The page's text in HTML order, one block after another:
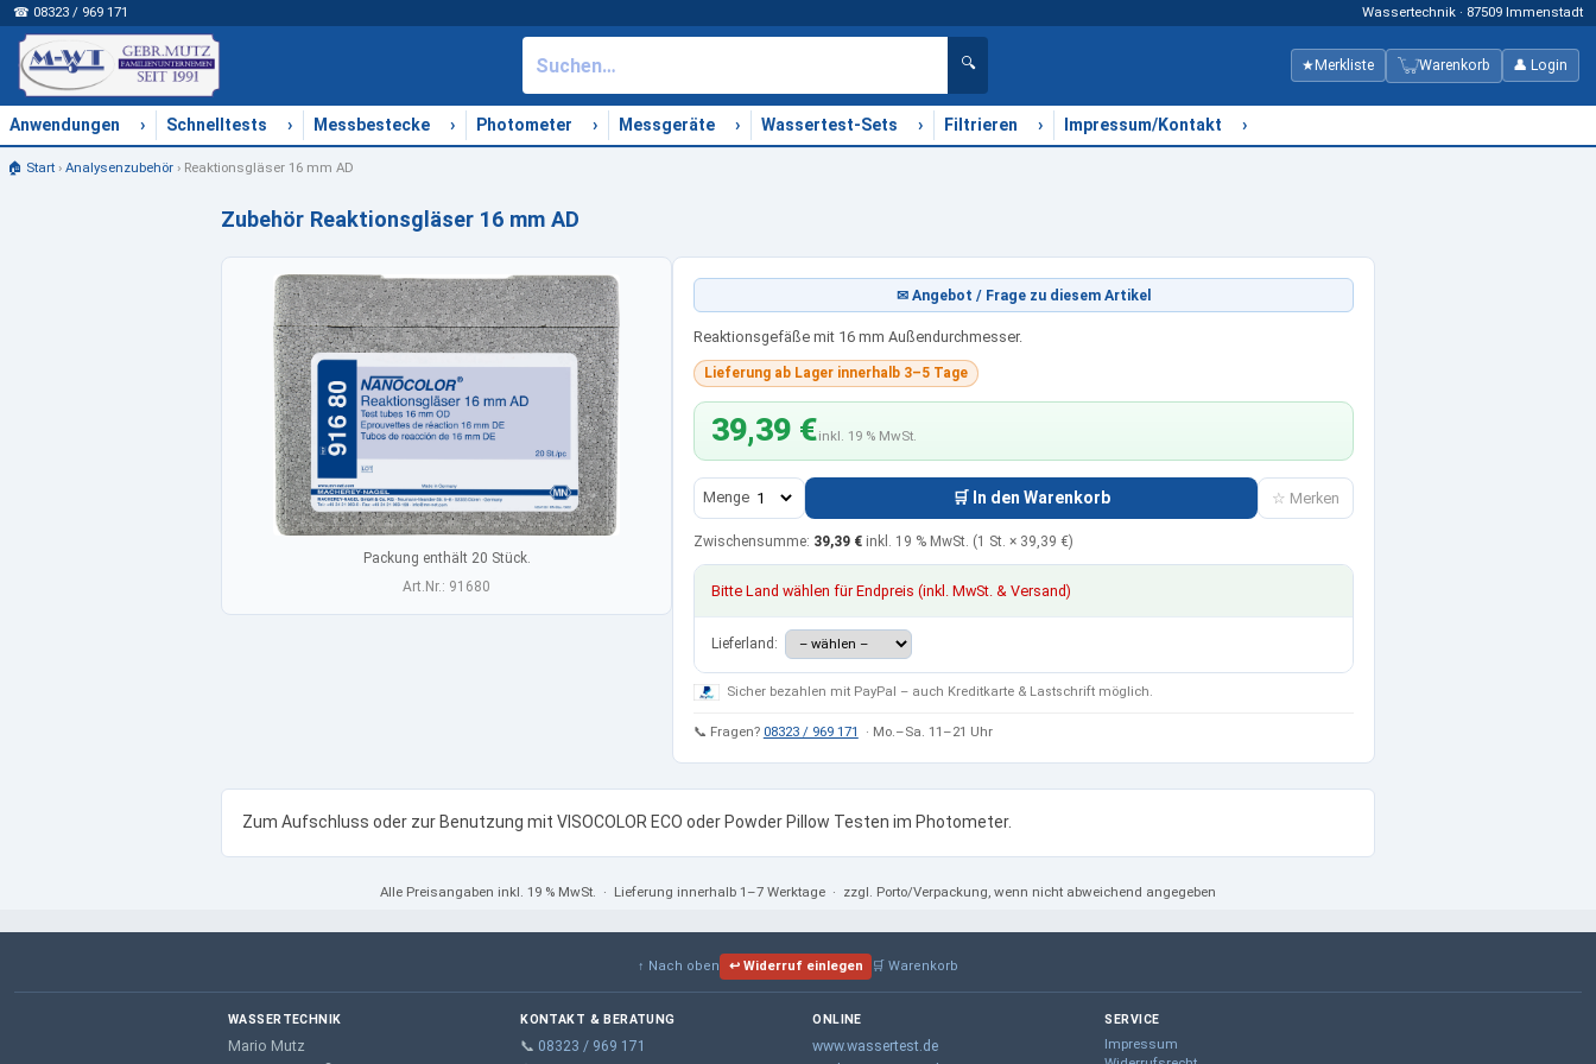
☎ 08323 / 969 171 Wassertechnik · 87509 Immenstadt
🔍 ★ Merkliste Warenkorb 👤 Login
Anwendungen › Schnelltests › Messbestecke › Photometer › Messgeräte › Wassertest-Sets › Filtrieren › Impressum/Kontakt ›
🏠 Start› Analysenzubehör› Reaktionsgläser 16 mm AD
Zubehör Reaktionsgläser 16 mm AD
Packung enthält 20 Stück.
Art.Nr.: 91680
✉ Angebot / Frage zu diesem Artikel
Reaktionsgefäße mit 16 mm Außendurchmesser.
Lieferung ab Lager innerhalb 3–5 Tage
39,39 €inkl. 19 % MwSt.
Menge 🛒 In den Warenkorb ☆ Merken
Zwischensumme: 39,39 € inkl. 19 % MwSt. (1 St. × 39,39 €)
Bitte Land wählen für Endpreis (inkl. MwSt. & Versand)
Lieferland:
Sicher bezahlen mit PayPal – auch Kreditkarte & Lastschrift möglich.
📞 Fragen? 08323 / 969 171 · Mo.–Sa. 11–21 Uhr
Zum Aufschluss oder zur Benutzung mit VISOCOLOR ECO oder Powder Pillow Testen im Photometer.
Alle Preisangaben inkl. 19 % MwSt. · Lieferung innerhalb 1–7 Werktage · zzgl. Porto/Verpackung, wenn nicht abweichend angegeben
↑ Nach oben ↩ Widerruf einlegen 🛒 Warenkorb
WASSERTECHNIK
Mario Mutz
KONTAKT & BERATUNG
📞 08323 / 969 171
ONLINE
www.wassertest.de
SERVICE
Impressum